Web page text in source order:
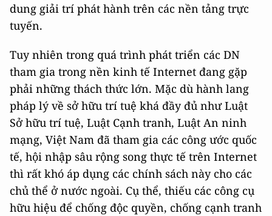
dung giải trí phát hành trên các nền tảng trực
tuyến.
Tuy nhiên trong quá trình phát triển các DN
tham gia trong nền kinh tế Internet đang gặp
phải những thách thức lớn. Mặc dù hành lang
pháp lý về sở hữu trí tuệ khá đầy đủ như Luật
Sở hữu trí tuệ, Luật Cạnh tranh, Luật An ninh
mạng, Việt Nam đã tham gia các công ước quốc
tế, hội nhập sâu rộng song thực tế trên Internet
thì rất khó áp dụng các chính sách này cho các
chủ thể ở nước ngoài. Cụ thể, thiếu các công cụ
hữu hiệu để chống độc quyền, chống cạnh tranh